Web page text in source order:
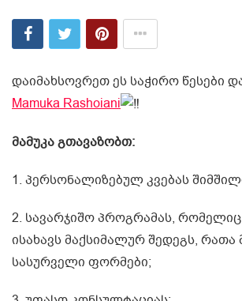
დაიმახსოვრეთ ეს საჭირო წესები
Mamuka Rashoiani
მამუკა გთავაზობთ:
1. პერსონალიზებულ კვებას
2. სავარჯიშო პროგრამას,
ისახავს მაქსიმალურ შედეგს,
სასურველი ფორმები;